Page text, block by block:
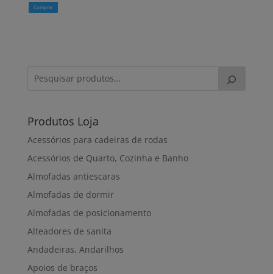
Comprar
Produtos Loja
Acessórios para cadeiras de rodas
Acessórios de Quarto, Cozinha e Banho
Almofadas antiescaras
Almofadas de dormir
Almofadas de posicionamento
Alteadores de sanita
Andadeiras, Andarilhos
Apoios de braços